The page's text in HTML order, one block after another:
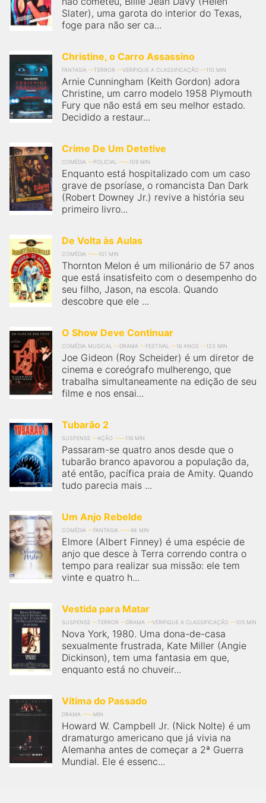
Slater), uma garota do interior do Texas,
foge para não ser ca...
Christine, o Carro Assassino
FANTASIA TERROR VERIFIQUE A CLASSIFICAÇÃO 110 MIN
Arnie Cunningham (Keith Gordon) adora
Christine, um carro modelo 1958 Plymouth
Fury que não está em seu melhor estado.
Decidido a restaur...
Crime De Um Detetive
COMÉDIA POLICIAL 109 MIN
Enquanto está hospitalizado com um caso
grave de psoríase, o romancista Dan Dark
(Robert Downey Jr.) revive a história seu
primeiro livro...
De Volta às Aulas
COMÉDIA 101 MIN
Thornton Melon é um milionário de 57 anos
que está insatisfeito com o desempenho do
seu filho, Jason, na escola. Quando
descobre que ele ...
O Show Deve Continuar
COMÉDIA MUSICAL DRAMA FESTIVAL 16 ANOS 123 MIN
Joe Gideon (Roy Scheider) é um diretor de
cinema e coreógrafo mulherengo, que
trabalha simultaneamente na edição de seu
filme e nos ensai...
Tubarão 2
SUSPENSE AÇÃO 116 MIN
Passaram-se quatro anos desde que o
tubarão branco apavorou a população da,
até então, pacífica praia de Amity. Quando
tudo parecia mais ...
Um Anjo Rebelde
COMÉDIA FANTASIA 94 MIN
Elmore (Albert Finney) é uma espécie de
anjo que desce à Terra correndo contra o
tempo para realizar sua missão: ele tem
vinte e quatro h...
Vestida para Matar
SUSPENSE TERROR DRAMA VERIFIQUE A CLASSIFICAÇÃO 105 MIN
Nova York, 1980. Uma dona-de-casa
sexualmente frustrada, Kate Miller (Angie
Dickinson), tem uma fantasia em que,
enquanto está no chuveir...
Vítima do Passado
DRAMA MIN
Howard W. Campbell Jr. (Nick Nolte) é um
dramaturgo americano que já vivia na
Alemanha antes de começar a 2ª Guerra
Mundial. Ele é essenc...
acessar informações sobre cinemas, horários, assistir aos
trailers e muito mais.